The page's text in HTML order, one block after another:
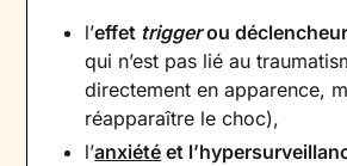
l’effet triggerou déclencheur
qui n’est pas lié au
directement en apparence,
réapparaître le choc),
l’anxiété et